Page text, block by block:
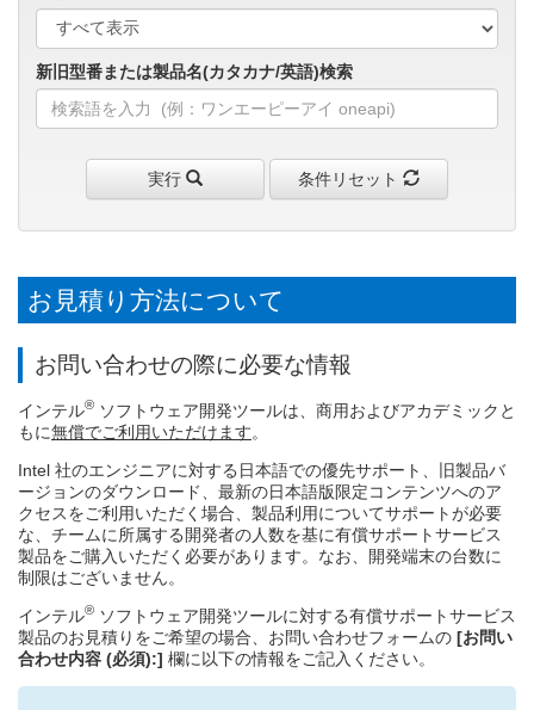
4/23 (木) インテル®VTune™プロファイラーから始める CPU プロファ
イルについて学べるオンラインセミナー申込受付開始【参加無料、事前
2026.1.28
Visual Studio 2026 対応！インテル ソフトウェア開発ツール 2025.3.1
の新機能や変更点を紹介するリリースノートの日本語参考訳を公開！
3/27 (金) インテル®Core™
Ultra プロセッサー向け OpenMP* アプリケ
ーションの最適化セミナー【参加無料、事前登録制】
サイトで公開開始
2026.1.10
船堀 / 無料 / 主催・共催: 一般社団法人スーパーコンピューティング・ジ
ャパン
2026.1.10
SCA/HPCAsia 2026 / 2026.1.26 (月) ～ 1.29 (木) / 大阪府立国際会議場 /
2025.12.25
【オンデマンド配信開始】icx/icpx、ifx 向けインテル® コンパイラー最
適化オプションのご紹介セミナーのトレーニング資料、動画を購入者限
定サイトで公開開始
新旧型番または製品名(カタカナ/英語)検索
実行 条件リセット
お見積り方法について
お問い合わせの際に必要な情報
インテル® ソフトウェア開発ツールは、商用およびアカデミックと
もに無償でご利用いただけます。
Intel 社のエンジニアに対する日本語での優先サポート、旧製品バ
ージョンのダウンロード、最新の日本語版限定コンテンツへのア
クセスをご利用いただく場合、製品利用についてサポートが必要
な、チームに所属する開発者の人数を基に有償サポートサービス
製品をご購入いただく必要があります。なお、開発端末の台数に
制限はございません。
インテル® ソフトウェア開発ツールに対する有償サポートサービス
製品のお見積りをご希望の場合、お問い合わせフォームの [お問い
合わせ内容 (必須):] 欄に以下の情報をご記入ください。